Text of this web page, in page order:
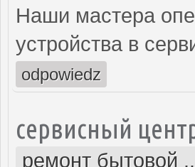
Наши мастера
устройства в
odpowiedz
сервисный
ремонт бытовой